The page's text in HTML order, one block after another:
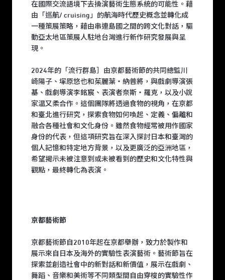
在國際交流語境下去操演藝術生態系統的可能性。藉
由「巡航/ cruising」的航海時代歷史概念並轉化成
一種策展策略，藉由串連島國之間的跨文化對話，驅
動亞太地區策展人駐地台灣進行新作研究發展與呈
現。
2024年的「流行群島］由京都藝術節的共同總監川
崎陽子、塚原悠也和茱麗葉・納普將，與戲劇導演張
基、戲劇導演李銘宸、表演者奈斯・羅克，以及小說
家温又柔合作。這個團隊將透過食物的視角，在京都
和臺北進行研究，探索食物如何喚起、定義、偏離和
融合各種社會和文化身份。雖然食物經常被用作國家
身份的代表，但這項研究旨在深入探討日本和臺灣的
個人記憶和特定地方背景，以及更廣泛的亞洲地區，
希望揭示未被注意到或未被看到的歷史和文化特性與
觀點，最終轉化為表演。
京都藝術節
京都藝術節自2010年起在京都舉辦，致力於製作和
展示來自日本及海外的實驗性表演藝術。藝術節旨在
探索並創造社會中的新對話和新價值，展示在戲劇、
舞蹈、音樂和美術等不同類型間自由穿梭的實驗性作